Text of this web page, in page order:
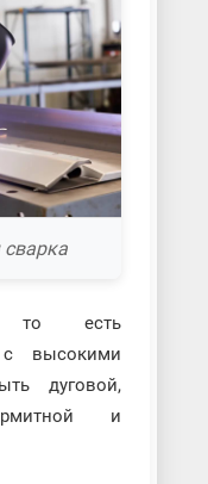
сварка
то есть
с высокими
дуговой,
и